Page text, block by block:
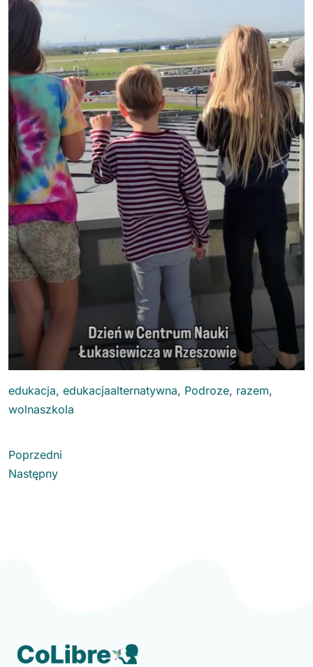
edukacja, edukacjaalternatywna, Podroze, razem
wolnaszkola
Poprzedni
Następny